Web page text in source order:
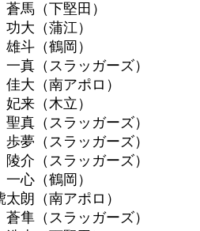
馬（下堅田）
大（蒲江）
斗（鶴岡）
真（スラッガーズ）
大（南アポロ）
来（木立）
真（スラッガーズ）
夢（スラッガーズ）
介（スラッガーズ）
心（鶴岡）
朗（南アポロ）
隼（スラッガーズ）